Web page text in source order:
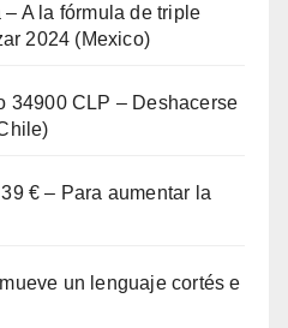
A la fórmula de triple
2024 (Mexico)
34900 CLP – Deshacerse
€ – Para aumentar la
un lenguaje cortés e